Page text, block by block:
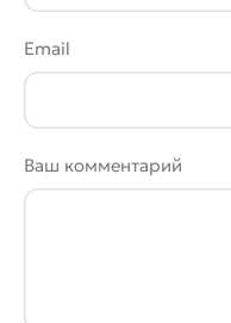
Email
Ваш комментарий